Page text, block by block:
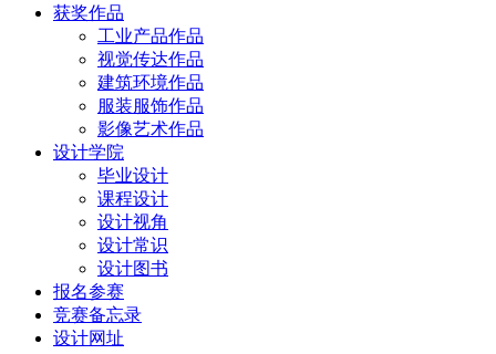
获奖作品
工业产品作品
视觉传达作品
建筑环境作品
服装服饰作品
影像艺术作品
设计学院
毕业设计
课程设计
设计视角
设计常识
设计图书
报名参赛
竞赛备忘录
设计网址